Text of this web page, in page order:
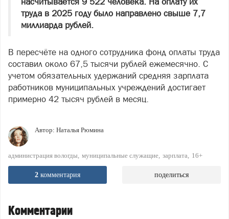
труда в 2025 году было направлено свыше 7,7
миллиарда рублей.
В пересчёте на одного сотрудника фонд оплаты труда
составил около 67,5 тысячи рублей ежемесячно. С
учетом обязательных удержаний средняя зарплата
работников муниципальных учреждений достигает
примерно 42 тысяч рублей в месяц.
Автор: Наталья Рюмина
администрация вологды муниципальные служащие зарплата 16+
2 комментария поделиться
Комментарии